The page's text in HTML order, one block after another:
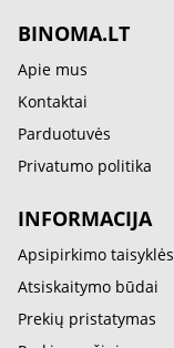
BINOMA.LT
Apie mus
Kontaktai
Parduotuvės
Privatumo politika
INFORMACIJA
Apsipirkimo taisyklės
Atsiskaitymo būdai
Prekių pristatymas